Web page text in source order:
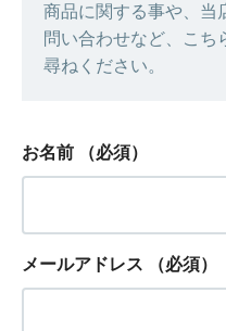
商品に関する事や、当
問い合わせなど、こち
尋ねください。
お名前 （必須）
メールアドレス （必須）